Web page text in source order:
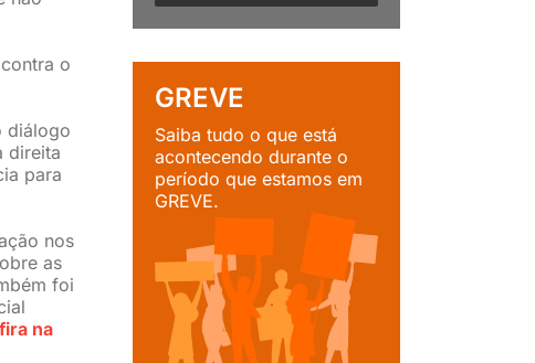
o
diálogo
direita
para
nos
as
foi
na
GREVE
Saiba tudo o que está
acontecendo durante o
período que estamos em
GREVE.